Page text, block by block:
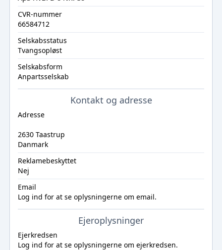
CVR-nummer
66584712
Selskabsstatus
Tvangsopløst
Selskabsform
Anpartsselskab
Kontakt og adresse
Adresse
2630 Taastrup
Danmark
Reklamebeskyttet
Nej
Email
Log ind for at se oplysningerne om email.
Ejeroplysninger
Ejerkredsen
Log ind for at se oplysningerne om ejerkredsen.